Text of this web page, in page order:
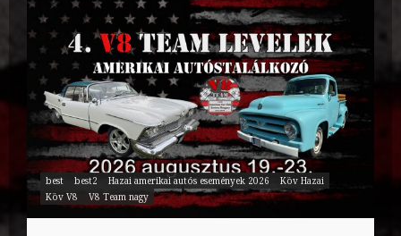
best best2 Hazai amerikai autós események 2026
Köv Hazai
Köv V8
V8 Team nagy